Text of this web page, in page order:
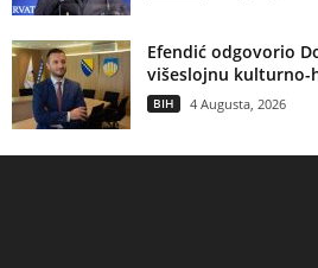
Efendić odgovorio
višeslojnu kulturno-
BIH 4 Augusta, 2026